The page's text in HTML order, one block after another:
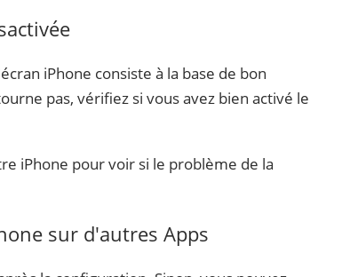
iPhone consiste à la base de bon
pas, vérifiez si vous avez bien activé le
iPhone pour voir si le problème de la
sur d'autres Apps